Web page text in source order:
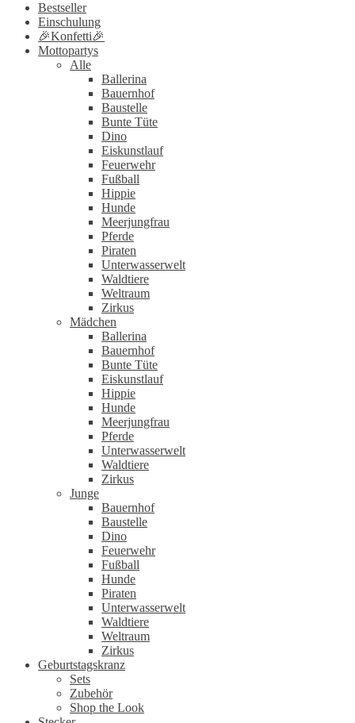
Bestseller
Einschulung
🎉Konfetti🎉
Mottopartys
Alle
Ballerina
Bauernhof
Baustelle
Bunte Tüte
Dino
Eiskunstlauf
Feuerwehr
Fußball
Hippie
Hunde
Meerjungfrau
Pferde
Piraten
Unterwasserwelt
Waldtiere
Weltraum
Zirkus
Mädchen
Ballerina
Bauernhof
Bunte Tüte
Eiskunstlauf
Hippie
Hunde
Meerjungfrau
Pferde
Unterwasserwelt
Waldtiere
Zirkus
Junge
Bauernhof
Baustelle
Dino
Feuerwehr
Fußball
Hunde
Piraten
Unterwasserwelt
Waldtiere
Weltraum
Zirkus
Geburtstagskranz
Sets
Zubehör
Shop the Look